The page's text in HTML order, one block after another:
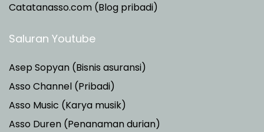
Catatanasso.com (Blog pribadi)
Saluran Youtube
Asep Sopyan (Bisnis asuransi)
Asso Channel (Pribadi)
Asso Music (Karya musik)
Asso Duren (Penanaman durian)